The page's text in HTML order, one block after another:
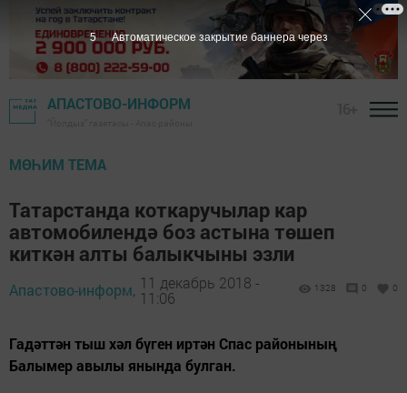
АПАСТОВО-ИНФОРМ
МӨҺИМ ТЕМА
Татарстанда коткаручылар кар
автомобилендә боз астына төшеп
киткән алты балыкчыны эзли
Апастово-информ, 11 декабрь 2018 -
11:06
1328 0 0
Гадәттән тыш хәл бүген иртән Спас районының
Балымер авылы янында булган.
4 Автоматическое закрытие баннера через